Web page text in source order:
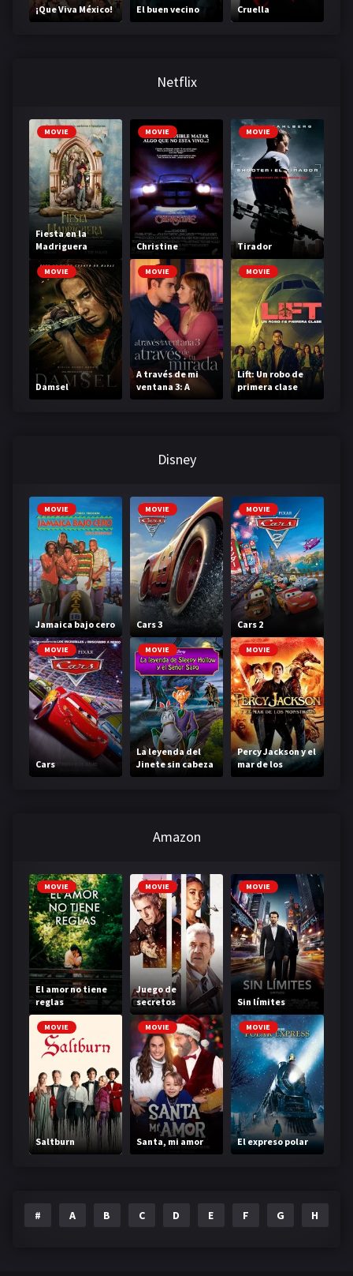
¡Que Viva México! El buen vecino Cruella
Netflix
MOVIE
Fiesta en la
Madriguera
MOVIE
Christine
MOVIE
Tirador
MOVIE
Damsel
MOVIE
A través de mi
ventana 3: A
través de tu
MOVIE
Lift: Un robo de
primera clase
Disney
MOVIE
Jamaica bajo cero
MOVIE
Cars 3
MOVIE
Cars 2
MOVIE
Cars
MOVIE
La leyenda del
Jinete sin cabeza
MOVIE
Percy Jackson y el
mar de los
monstruos
Amazon
MOVIE
El amor no tiene
reglas
MOVIE
Juego de
secretos
MOVIE
Sin límites
MOVIE
Saltburn
MOVIE
Santa, mi amor
MOVIE
El expreso polar
# A B C D E F G H